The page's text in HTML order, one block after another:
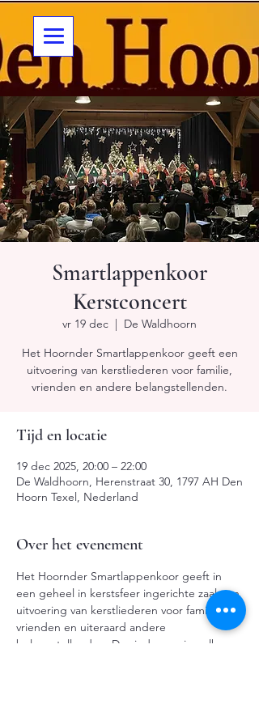
Smartlappenkoor
Kerstconcert
vr 19 dec
  |
De Waldhoorn
Het Hoornder Smartlappenkoor geeft een
uitvoering van kerstliederen voor familie,
vrienden en andere belangstellenden.
Tijd en locatie
19 dec 2025, 20:00 – 22:00
De Waldhoorn, Herenstraat 30, 1797 AH Den
Hoorn Texel, Nederland
Over het evenement
Het Hoornder Smartlappenkoor geeft in
een geheel in kerstsfeer ingerichte zaal een
uitvoering van kerstliederen voor familie,
vrienden en uiteraard andere
belangstellenden. Dus iedereen is welkom.